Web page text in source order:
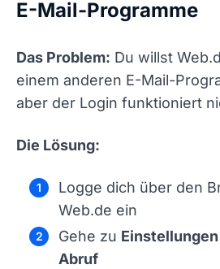
E-Mail-Programme
Das Problem: Du willst
einem anderen E-Mail-
aber der Login funktioniert
Die Lösung:
Logge dich über den
Web.de ein
Gehe zu
Abruf